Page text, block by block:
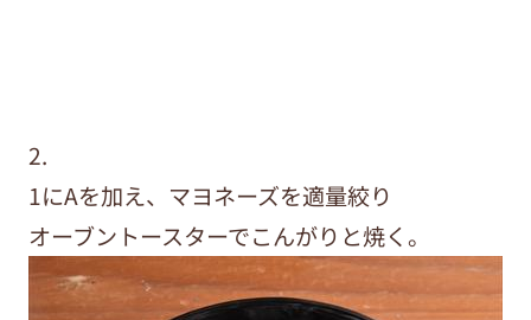
2.
1にAを加え、マヨネーズを適量絞り
オーブントースターでこんがりと焼く。